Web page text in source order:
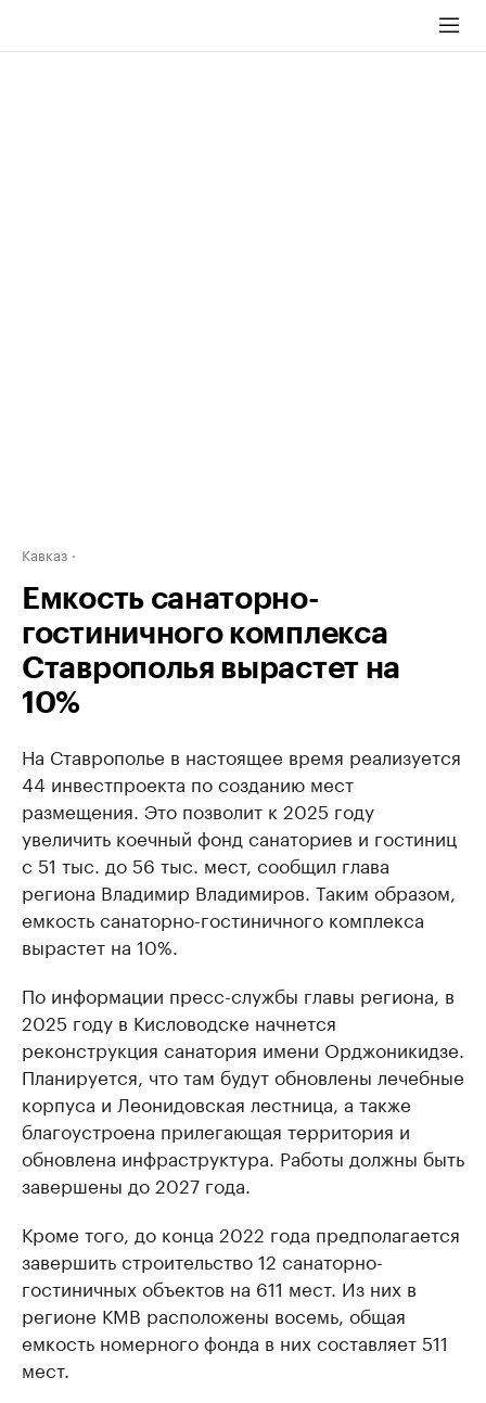
Кавказ
Емкость санаторно-
гостиничного комплекса
Ставрополья вырастет на
10%
На Ставрополье в настоящее время реализуется
44 инвестпроекта по созданию мест
размещения. Это позволит к 2025 году
увеличить коечный фонд санаториев и гостиниц
с 51 тыс. до 56 тыс. мест, сообщил глава
региона Владимир Владимиров. Таким образом,
емкость санаторно-гостиничного комплекса
вырастет на 10%.
По информации пресс-службы главы региона, в
2025 году в Кисловодске начнется
реконструкция санатория имени Орджоникидзе.
Планируется, что там будут обновлены лечебные
корпуса и Леонидовская лестница, а также
благоустроена прилегающая территория и
обновлена инфраструктура. Работы должны быть
завершены до 2027 года.
Кроме того, до конца 2022 года предполагается
завершить строительство 12 санаторно-
гостиничных объектов на 611 мест. Из них в
регионе КМВ расположены восемь, общая
емкость номерного фонда в них составляет 511
мест.